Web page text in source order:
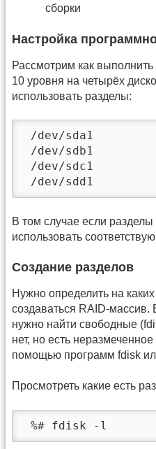
сборки
Настройка
Рассмотрим как
10 уровня на четырёх
использовать разделы:
/dev/sda1
/dev/sdb1
/dev/sdc1
/dev/sdd1
В том случае если
использовать
Создание разделов
Нужно определить на
создаваться RAID-массив.
нужно найти свободные
нет, но есть
помощью программ fdisk
Просмотреть какие есть
%# fdisk -l